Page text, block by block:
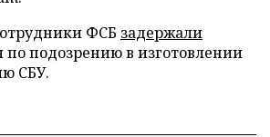
ФСБ задержали
по подозрению в изготовлении
СБУ.